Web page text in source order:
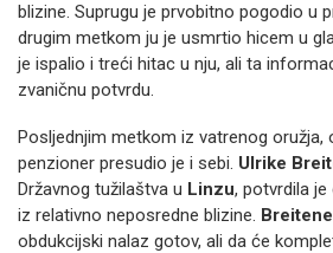
blizine. Suprugu je prvobitno pogodio u
drugim metkom ju je usmrtio hicem u
je ispalio i treći hitac u nju, ali ta
zvaničnu potvrdu.
Posljednjim metkom iz vatrenog oružja,
penzioner presudio je i sebi. Ulrike
Državnog tužilaštva u Linzu, potvrdila je
iz relativno neposredne blizine.
obdukcijski nalaz gotov, ali da će